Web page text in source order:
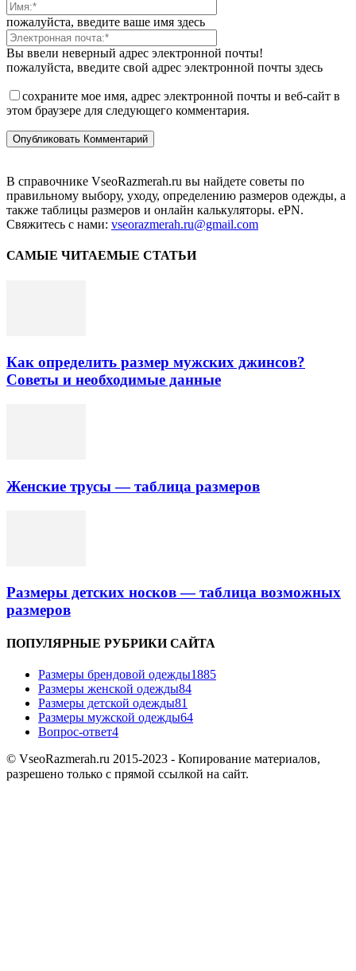
пожалуйста, введите ваше имя здесь
Вы ввели неверный адрес электронной почты!
пожалуйста, введите свой адрес электронной почты здесь
сохраните мое имя, адрес электронной почты и веб-сайт в
этом браузере для следующего комментария.
В справочнике VseoRazmerah.ru вы найдете советы по
правильному выбору, уходу, определению размеров одежды, а
также таблицы размеров и онлайн калькуляторы. ePN.
Свяжитесь с нами: vseorazmerah.ru@gmail.com
САМЫЕ ЧИТАЕМЫЕ СТАТЬИ
Как определить размер мужских джинсов?
Советы и необходимые данные
Женские трусы — таблица размеров
Размеры детских носков — таблица возможных
размеров
ПОПУЛЯРНЫЕ РУБРИКИ САЙТА
Размеры брендовой одежды1885
Размеры женской одежды84
Размеры детской одежды81
Размеры мужской одежды64
Вопрос-ответ4
© VseoRazmerah.ru 2015-2023 - Копирование материалов,
разрешено только с прямой ссылкой на сайт.